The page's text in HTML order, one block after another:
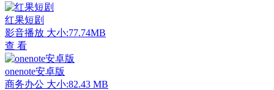
红果短剧
影音播放 大小:77.74MB
查 看
onenote安卓版
商务办公 大小:82.43 MB